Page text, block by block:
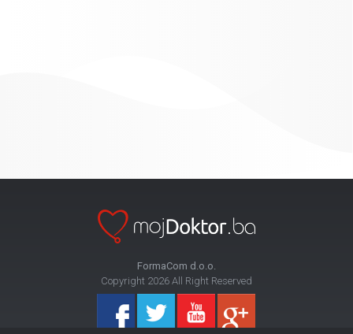
FormaCom d.o.o.
Copyright 2026 All Right Reserved